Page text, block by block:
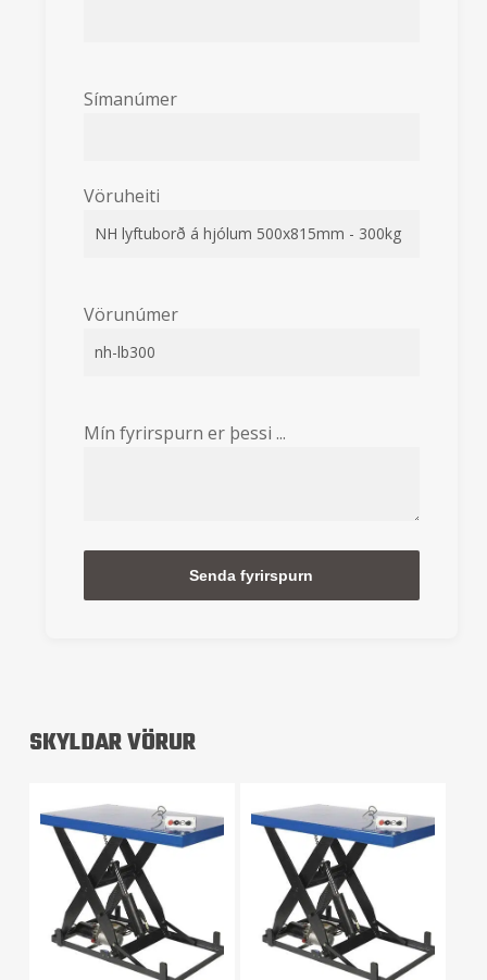
Símanúmer
Vöruheiti
Vörunúmer
Mín fyrirspurn er þessi ...
SKYLDAR VÖRUR